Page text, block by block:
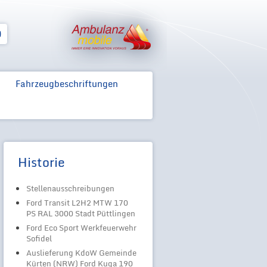
Fahrzeugbeschriftungen
Historie
Stellenausschreibungen
Ford Transit L2H2 MTW 170
PS RAL 3000 Stadt Püttlingen
Ford Eco Sport Werkfeuerwehr
Sofidel
Auslieferung KdoW Gemeinde
Kürten (NRW) Ford Kuga 190